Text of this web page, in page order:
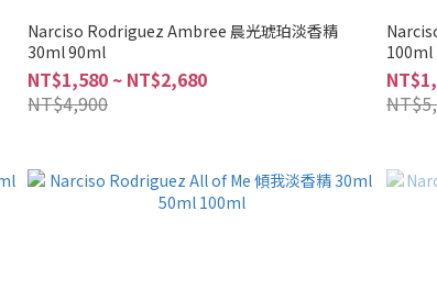
Narciso Rodriguez Ambree 晨光琥珀淡香精
30ml 90ml
NT$1,580 ~ NT$2,680
NT$4,900
100ml